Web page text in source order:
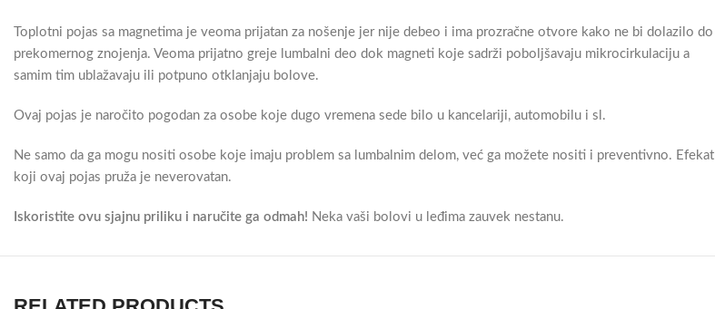
Toplotni pojas sa magnetima je veoma prijatan za nošenje jer nije debeo i ima prozračne otvore kako ne bi dolazilo do
prekomernog znojenja. Veoma prijatno greje lumbalni deo dok magneti koje sadrži poboljšavaju mikrocirkulaciju a
samim tim ublažavaju ili potpuno otklanjaju bolove.
Ovaj pojas je naročito pogodan za osobe koje dugo vremena sede bilo u kancelariji, automobilu i sl.
Ne samo da ga mogu nositi osobe koje imaju problem sa lumbalnim delom, već ga možete nositi i preventivno. Efekat
koji ovaj pojas pruža je neverovatan.
Iskoristite ovu sjajnu priliku i naručite ga odmah! Neka vaši bolovi u leđima zauvek nestanu.